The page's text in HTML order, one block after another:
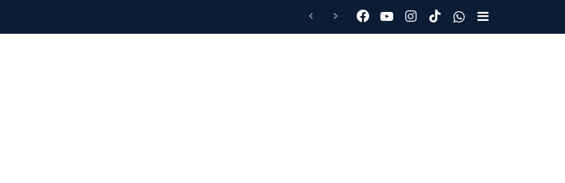
Facebook
YouTubeInstagram
TikTokWhatsApp
Barra Lateral